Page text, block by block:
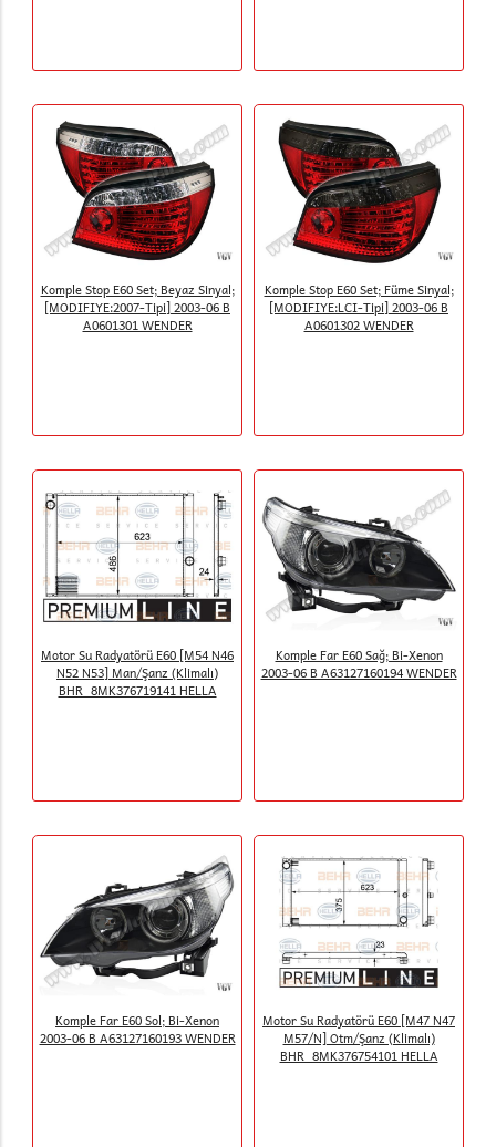
Komple Stop E60 Set; Beyaz Sinyal;
[MODIFIYE:2007-Tipi] 2003-06 B
A0601301 WENDER
Komple Stop E60 Set; Füme Sinyal;
[MODIFIYE:LCI-Tipi] 2003-06 B
A0601302 WENDER
Motor Su Radyatörü E60 [M54 N46
N52 N53] Man/Şanz (Klimalı)
BHR_8MK376719141 HELLA
Komple Far E60 Sağ; Bi-Xenon
2003-06 B A63127160194 WENDER
Komple Far E60 Sol; Bi-Xenon
2003-06 B A63127160193 WENDER
Motor Su Radyatörü E60 [M47 N47
M57/N] Otm/Şanz (Klimalı)
BHR_8MK376754101 HELLA